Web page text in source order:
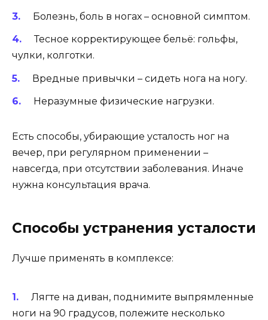
Болезнь, боль в ногах – основной симптом.
Тесное корректирующее бельё: гольфы,
чулки, колготки.
Вредные привычки – сидеть нога на ногу.
Неразумные физические нагрузки.
Есть способы, убирающие усталость ног на
вечер, при регулярном применении –
навсегда, при отсутствии заболевания. Иначе
нужна консультация врача.
Способы устранения усталости
Лучше применять в комплексе:
Лягте на диван, поднимите выпрямленные
ноги на 90 градусов, полежите несколько